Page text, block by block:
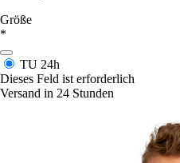
Größe
*
TU 24h
Dieses Feld ist erforderlich
Versand in 24 Stunden